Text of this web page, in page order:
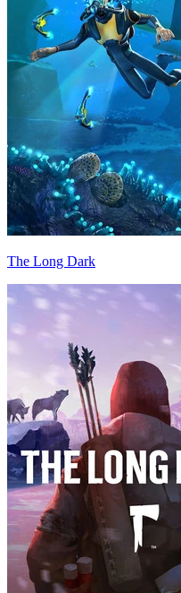
The Long Dark